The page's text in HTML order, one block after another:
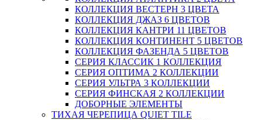
КОЛЛЕКЦИЯ ВЕСТЕРН 3 ЦВЕТА
КОЛЛЕКЦИЯ ДЖАЗ 6 ЦВЕТОВ
КОЛЛЕКЦИЯ КАНТРИ 11 ЦВЕТОВ
КОЛЛЕКЦИЯ КОНТИНЕНТ 5 ЦВЕТОВ
КОЛЛЕКЦИЯ ФАЗЕНДА 5 ЦВЕТОВ
СЕРИЯ КЛАССИК 1 КОЛЛЕКЦИЯ
СЕРИЯ ОПТИМА 2 КОЛЛЕКЦИИ
СЕРИЯ УЛЬТРА 3 КОЛЛЕКЦИИ
СЕРИЯ ФИНСКАЯ 2 КОЛЛЕКЦИИ
ДОБОРНЫЕ ЭЛЕМЕНТЫ
ТИХАЯ ЧЕРЕПИЦА QUIET TILE